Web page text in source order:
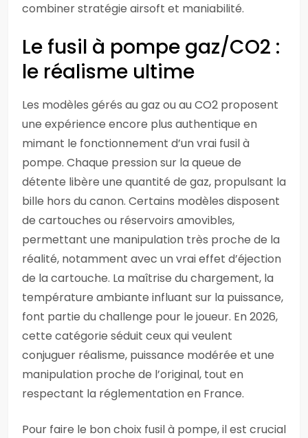
combiner stratégie airsoft et maniabilité.
Le fusil à pompe gaz/CO2 :
le réalisme ultime
Les modèles gérés au gaz ou au CO2 proposent
une expérience encore plus authentique en
mimant le fonctionnement d’un vrai fusil à
pompe. Chaque pression sur la queue de
détente libère une quantité de gaz, propulsant la
bille hors du canon. Certains modèles disposent
de cartouches ou réservoirs amovibles,
permettant une manipulation très proche de la
réalité, notamment avec un vrai effet d’éjection
de la cartouche. La maîtrise du chargement, la
température ambiante influant sur la puissance,
font partie du challenge pour le joueur. En 2026,
cette catégorie séduit ceux qui veulent
conjuguer réalisme, puissance modérée et une
manipulation proche de l’original, tout en
respectant la réglementation en France.
Pour faire le bon choix fusil à pompe, il est crucial